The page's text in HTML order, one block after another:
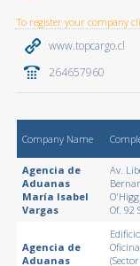
To register your company
www.topcargo.cl
264657960
Company Name
Agencia de
Aduanas
María Isabel
Vargas
Av.
Of. 92
Agencia de
Aduanas